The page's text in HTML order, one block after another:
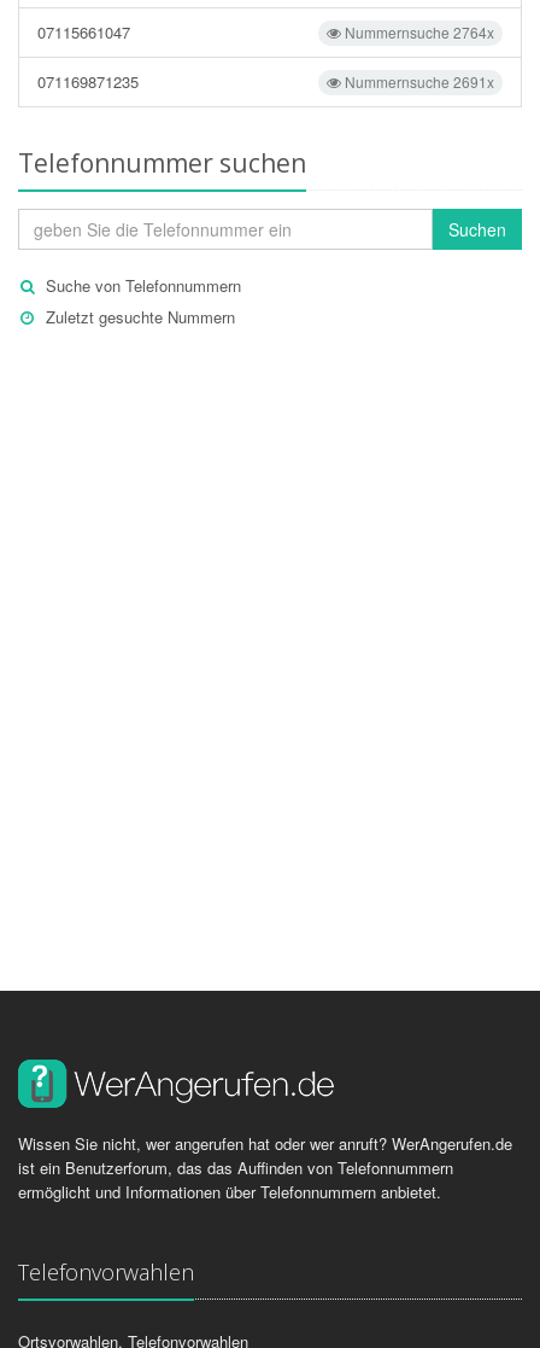
Nummernsuche 2764x
07115661047
Nummernsuche 2691x
071169871235
Telefonnummer suchen
Suchen
Suche von Telefonnummern
Zuletzt gesuchte Nummern
Wissen Sie nicht, wer angerufen hat oder wer anruft? WerAngerufen.de
ist ein Benutzerforum, das das Auffinden von Telefonnummern
ermöglicht und Informationen über Telefonnummern anbietet.
Telefonvorwahlen
Ortsvorwahlen, Telefonvorwahlen